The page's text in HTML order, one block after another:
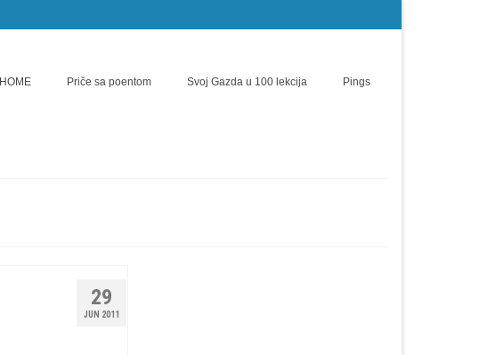
HOME Priče sa poentom Svoj Gazda u 100 lekcija Pings
29
JUN 2011